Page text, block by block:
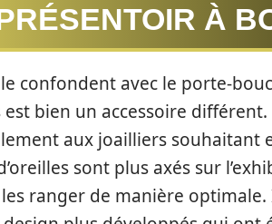
À
confondent avec le porte-
est bien un accessoire différent.
aux joailliers souhaitant
sont plus axés sur
ranger de manière